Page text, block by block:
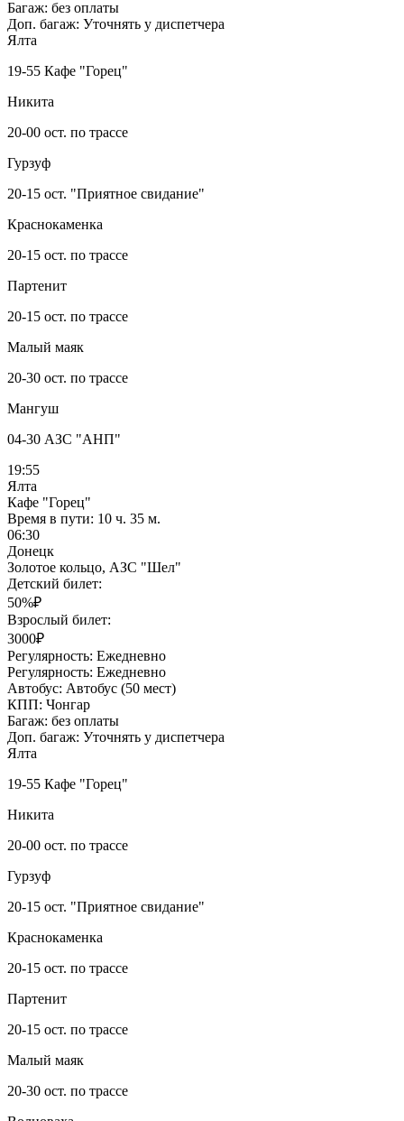
Багаж: без оплаты
Доп. багаж: Уточнять у диспетчера
Ялта
19-55 Кафе "Горец"
Никита
20-00 ост. по трассе
Гурзуф
20-15 ост. "Приятное свидание"
Краснокаменка
20-15 ост. по трассе
Партенит
20-15 ост. по трассе
Малый маяк
20-30 ост. по трассе
Мангуш
04-30 АЗС "АНП"
19:55
Ялта
Кафе "Горец"
Время в пути: 10 ч. 35 м.
06:30
Донецк
Золотое кольцо, АЗС "Шел"
Детский билет:
50%₽
Взрослый билет:
3000₽
Регулярность: Ежедневно
Регулярность: Ежедневно
Автобус: Автобус (50 мест)
КПП: Чонгар
Багаж: без оплаты
Доп. багаж: Уточнять у диспетчера
Ялта
19-55 Кафе "Горец"
Никита
20-00 ост. по трассе
Гурзуф
20-15 ост. "Приятное свидание"
Краснокаменка
20-15 ост. по трассе
Партенит
20-15 ост. по трассе
Малый маяк
20-30 ост. по трассе